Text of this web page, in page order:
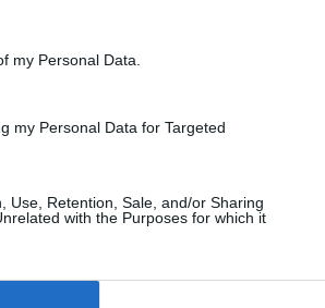
my Personal Data.
my Personal Data for Targeted
Use, Retention, Sale, and/or Sharing
with the Purposes for which it
Naomi Campbell, η
που κοσμούσαν τα
πασαρέλες των
κάνει πολλά
με την υποκριτική,
αναφέρουμε ότι αποτελεί